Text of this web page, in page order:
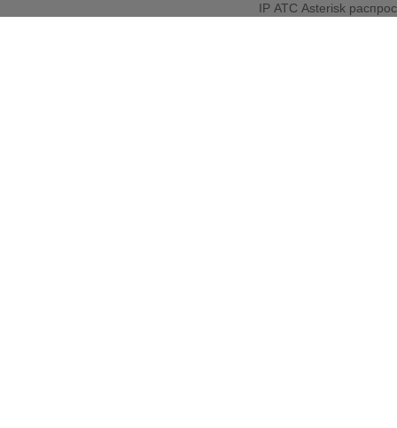
IP АТС Asterisk